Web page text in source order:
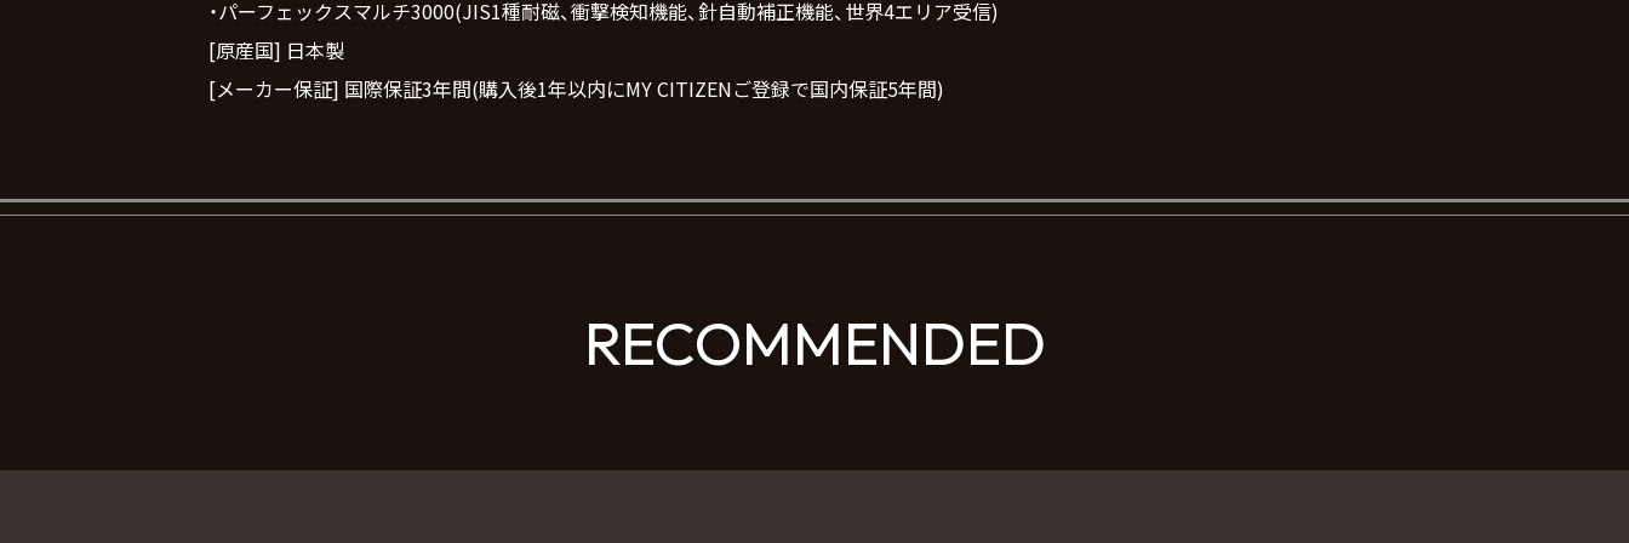
・パーフェックスマルチ3000(JIS1種耐磁、衝撃検知機能、針自動補正機能、世界4エリア受信)
[原産国] 日本製
[メーカー保証] 国際保証3年間(購入後1年以内にMY CITIZENご登録で国内保証5年間)
RECOMMENDED